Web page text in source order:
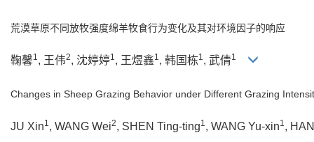
荒漠草原不同放牧强度绵羊牧食行为变化及其对环境因子的响应
鞠馨1, 王伟2, 沈婷婷1, 王煜鑫1, 韩国栋1, 武倩1
Changes in Sheep Grazing Behavior under Different Grazing
JU Xin1, WANG Wei2, SHEN Ting-ting1, WANG Yu-xin1,